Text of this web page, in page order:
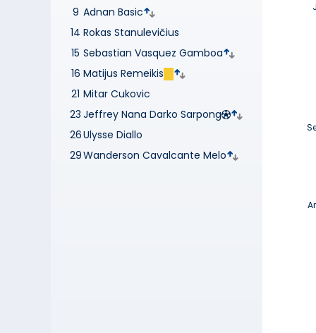
9 Adnan Basic
14 Rokas Stanulevičius
15 Sebastian Vasquez Gamboa
16 Matijus Remeikis
21 Mitar Cukovic
23 Jeffrey Nana Darko Sarpong
26Ulysse Diallo
29Wanderson Cavalcante Melo